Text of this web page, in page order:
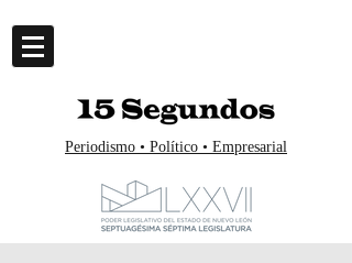
Periodismo • Político • Empresarial